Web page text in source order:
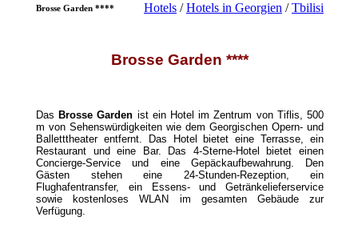
Brosse Garden **** Hotels /Hotels in Georgien /Tbilisi
Brosse Garden ****
Das Brosse Garden ist ein Hotel im Zentrum von Tiflis, 500
m von Sehenswürdigkeiten wie dem Georgischen Opern- und
Balletttheater entfernt. Das Hotel bietet eine Terrasse, ein
Restaurant und eine Bar. Das 4-Sterne-Hotel bietet einen
Concierge-Service und eine Gepäckaufbewahrung. Den
Gästen stehen eine 24-Stunden-Rezeption, ein
Flughafentransfer, ein Essens- und Getränkelieferservice
sowie kostenloses WLAN im gesamten Gebäude zur
Verfügung.